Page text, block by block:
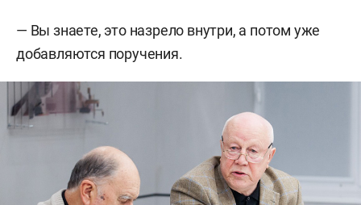
— Вы знаете, это назрело внутри, а потом уже
добавляются поручения.